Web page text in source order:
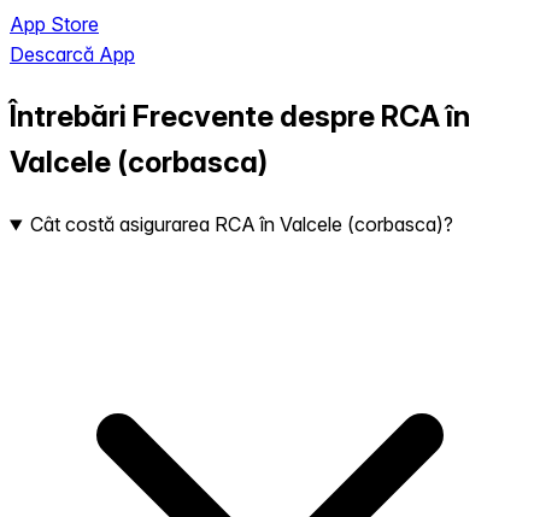
App Store
Descarcă App
Întrebări Frecvente despre RCA în
Valcele (corbasca)
Cât costă asigurarea RCA în Valcele (corbasca)?